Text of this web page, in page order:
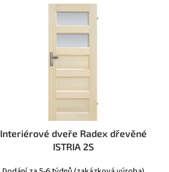
Interiérové dveře Radex dřevěné
ISTRIA 2S